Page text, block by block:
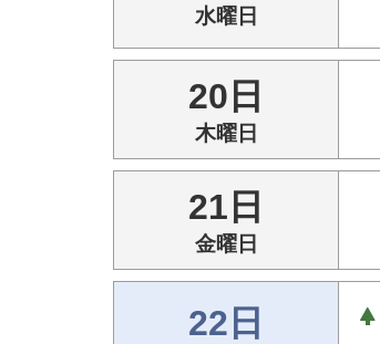
水曜日
20日
木曜日
21日
金曜日
22日